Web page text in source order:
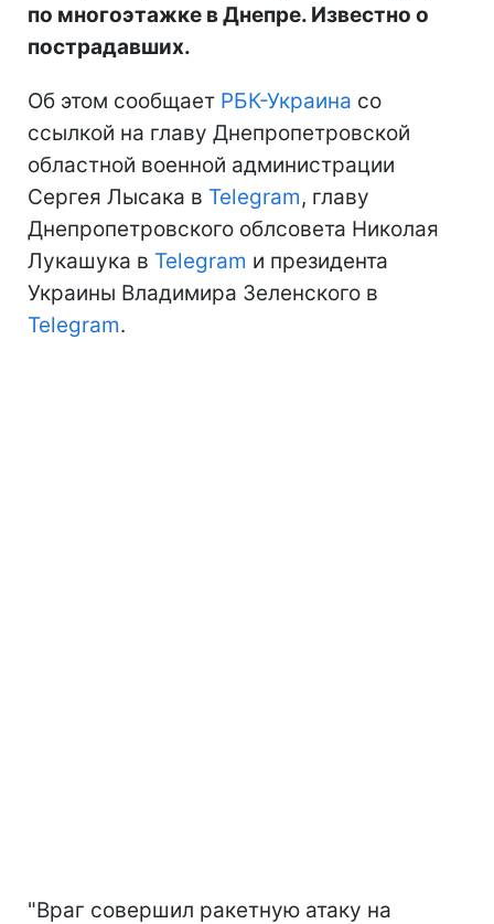
по многоэтажке в Днепре. Известно о
пострадавших.
Об этом сообщает РБК-Украина со
ссылкой на главу Днепропетровской
областной военной администрации
Сергея Лысака в Telegram, главу
Днепропетровского облсовета Николая
Лукашука в Telegram и президента
Украины Владимира Зеленского в
Telegram.
"Враг совершил ракетную атаку на